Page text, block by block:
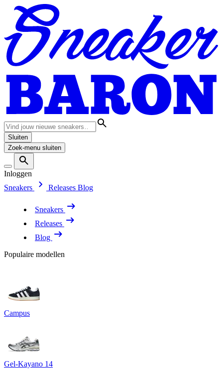
Sluiten
Zoek-menu sluiten
Inloggen
Sneakers
Releases Blog
Sneakers
Releases
Blog
Populaire modellen
Campus
Gel-Kayano 14